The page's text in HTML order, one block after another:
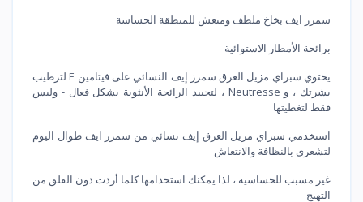
سمرز ايف بخاخ ملطف ومنعش للمنطقة الحساسة
برائحة الأمطار الاستوائية
يحتوي سبراي مزيل العرق سمرز إيف النسائي على فيتامين E لترطيب
بشرتك ، و Neutresse ، لتحييد الرائحة الأنثوية بشكل فعال - وليس
فقط لتغطيتها
استخدمي سبراي مزيل العرق إيف نسائي من سمرز ايف طوال اليوم
لتشعري بالنظافة والانتعاش
غير مسبب للحساسية ، لذا يمكنك استخدامها كلما أردت دون القلق من
التهيج